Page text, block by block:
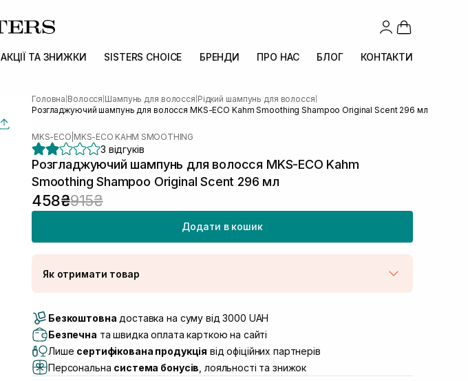
АКЦІЇ ТА ЗНИЖКИ SISTERS CHOICE БРЕНДИ ПРО НАС БЛОГ КОНТАКТИ
Головна Волосся Шампунь для волосся Рідкий шампунь для волосся
Розгладжуючий шампунь для волосся MKS-ECO Kahm Smoothing Shampoo Original Scent 296 мл
MKS-ECO MKS-ECO KAHM SMOOTHING
3 відгуків
Розгладжуючий шампунь для волосся MKS-ECO Kahm
Smoothing Shampoo Original Scent 296 мл
458₴915₴
Додати в кошик
Як отримати товар
Самовивіз м. Луцьк, вул. Винниченка 4
Самовивіз м. Львів, вул. Академіка Підстригача, 1В (Duck’s
Самовивіз м. Львів, вул. Івана Франка 36
Самовивіз м. Львів, вул. Степана Бандери 45 В наявності
Безкоштовна доставка на суму від 3000 UAH
Безпечна та швидка оплата карткою на сайті
Лише сертифікована продукція від офіційних партнерів
Персональна система бонусів , лояльності та знижок